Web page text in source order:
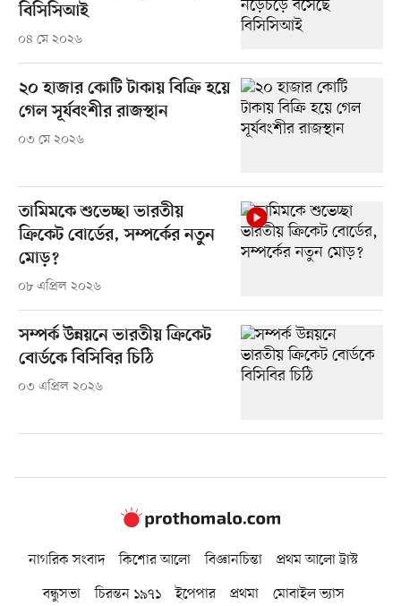
বিসিসিআই
০৪ মে ২০২৬
২০ হাজার কোটি টাকায় বিক্রি হয়ে
গেল সূর্যবংশীর রাজস্থান
০৩ মে ২০২৬
তামিমকে শুভেচ্ছা ভারতীয়
ক্রিকেট বোর্ডের, সম্পর্কের নতুন
মোড়?
০৮ এপ্রিল ২০২৬
সম্পর্ক উন্নয়নে ভারতীয় ক্রিকেট
বোর্ডকে বিসিবির চিঠি
০৩ এপ্রিল ২০২৬
নাগরিক সংবাদ কিশোর আলো বিজ্ঞানচিন্তা
প্রথম আলো ট্রাস্ট
বন্ধুসভা
চিরন্তন ১৯৭১ ইপেপার প্রথমা মোবাইল ভ্যাস